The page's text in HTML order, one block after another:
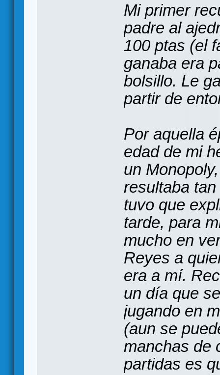
Mi primer
padre al
100 ptas (el
ganaba era
bolsillo. Le
partir de
Por aquella
edad de mi
un
resultaba tan
tuvo que
tarde, para
mucho en
Reyes a
era a mí.
un día que
jugando en
(aun se
manchas de
partidas es